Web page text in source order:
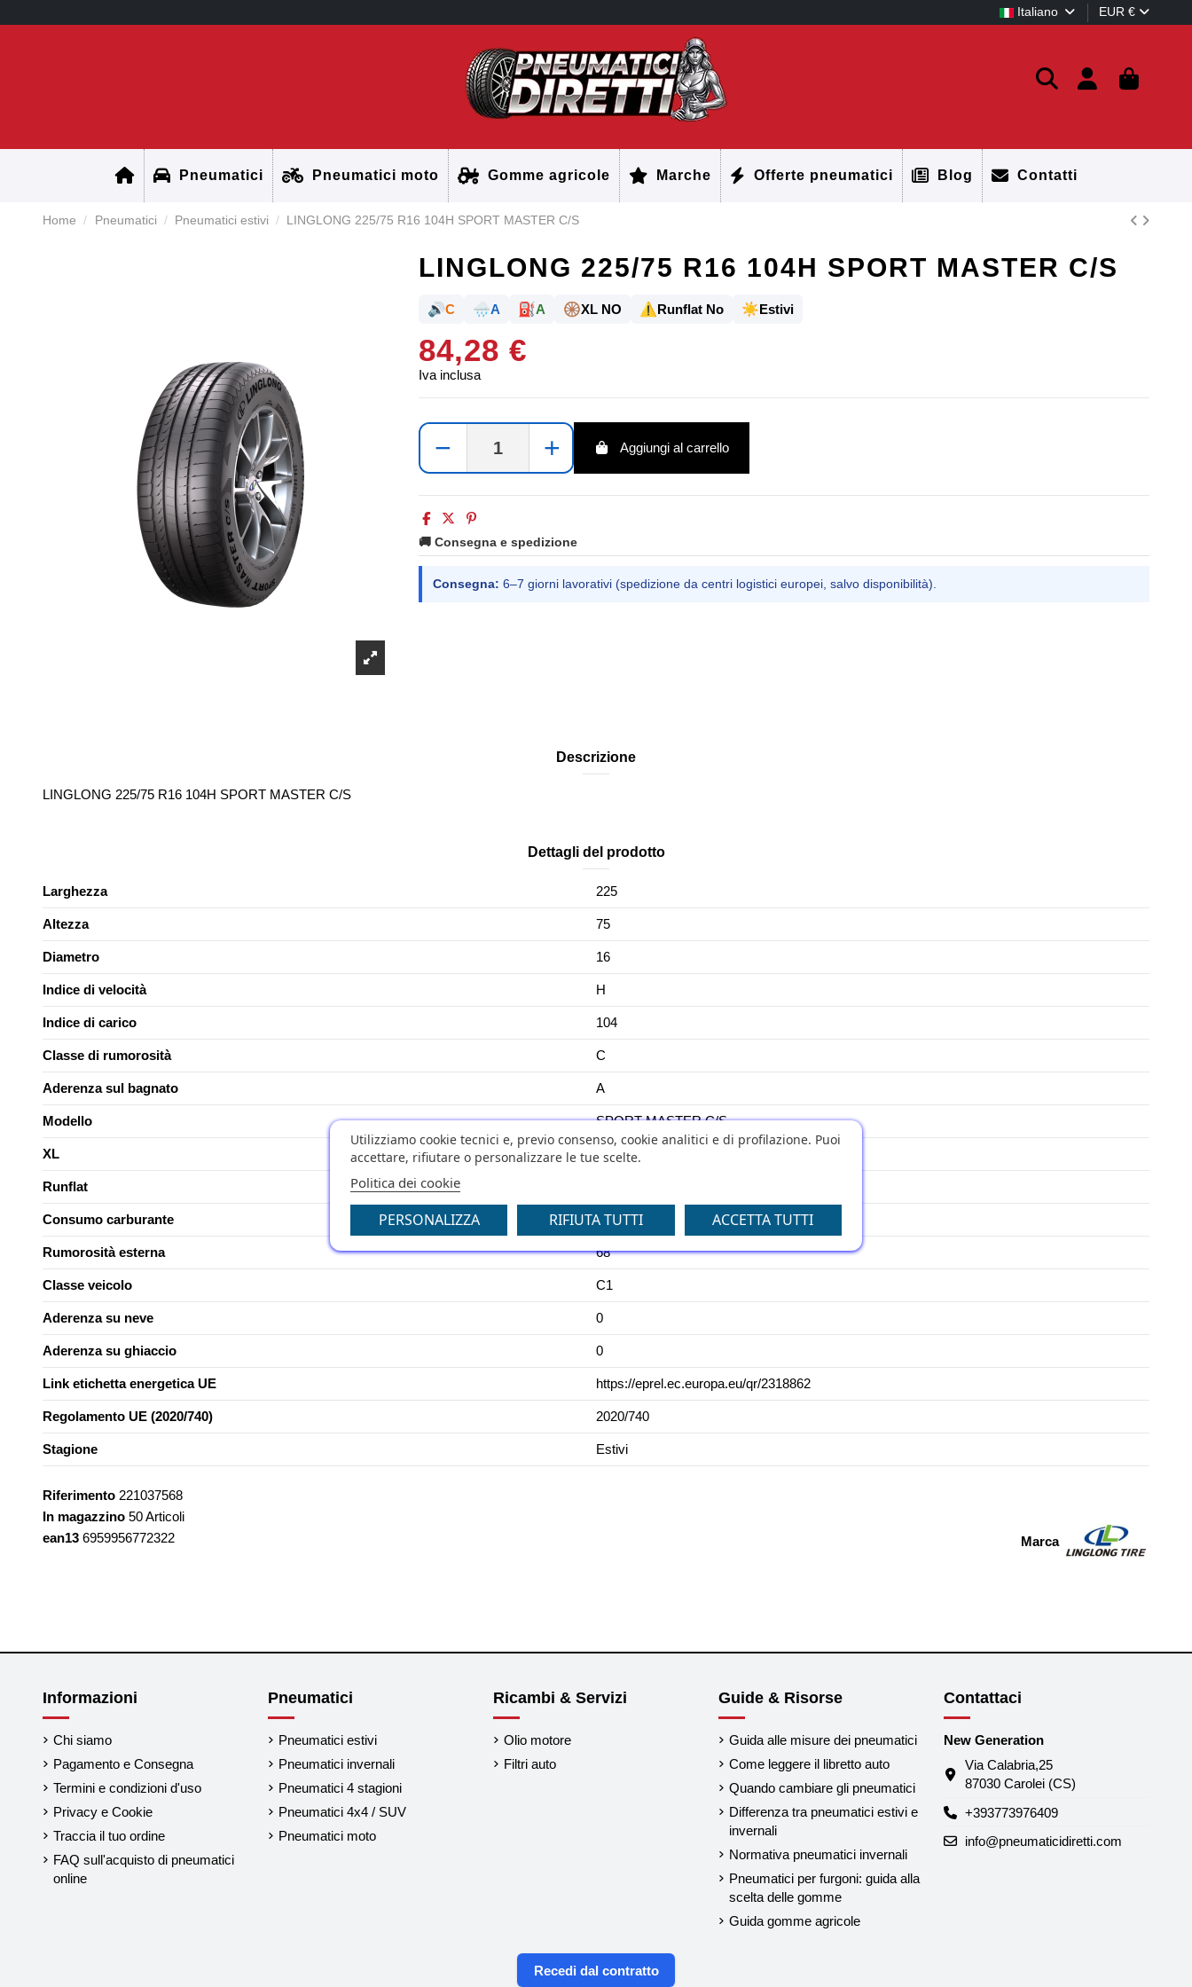
Italiano EUR €
Pneumatici Pneumatici moto Gomme agricole Marche Offerte pneumatici Blog Contatti
Home Pneumatici Pneumatici estivi LINGLONG 225/75 R16 104H SPORT MASTER C/S
LINGLONG 225/75 R16 104H SPORT MASTER C/S
🔊C 🌧️A ⛽A 🛞XL NO ⚠️Runflat No ☀️Estivi
84,28 €
Iva inclusa
− + Aggiungi al carrello
🚚 Consegna e spedizione
Consegna: 6–7 giorni lavorativi (spedizione da centri logistici europei, salvo disponibilità).
Descrizione
LINGLONG 225/75 R16 104H SPORT MASTER C/S
Dettagli del prodotto
Larghezza 225
Altezza 75
Diametro 16
Indice di velocità H
Indice di carico 104
Classe di rumorosità C
Aderenza sul bagnato A
Modello SPORT MASTER C/S
XL NO
Runflat
Consumo carburante A
Rumorosità esterna 68
Classe veicolo C1
Aderenza su neve 0
Aderenza su ghiaccio 0
Link etichetta energetica UE https://eprel.ec.europa.eu/qr/2318862
Regolamento UE (2020/740) 2020/740
Stagione Estivi
Marca
Riferimento 221037568
In magazzino 50 Articoli
ean13 6959956772322
Informazioni
Chi siamo
Pagamento e Consegna
Termini e condizioni d'uso
Privacy e Cookie
Traccia il tuo ordine
FAQ sull'acquisto di pneumatici
online
Pneumatici
Pneumatici estivi
Pneumatici invernali
Pneumatici 4 stagioni
Pneumatici 4x4 / SUV
Pneumatici moto
Ricambi & Servizi
Olio motore
Filtri auto
Guide & Risorse
Guida alle misure dei pneumatici
Come leggere il libretto auto
Quando cambiare gli pneumatici
Differenza tra pneumatici estivi e
invernali
Normativa pneumatici invernali
Pneumatici per furgoni: guida alla
scelta delle gomme
Guida gomme agricole
Contattaci
New Generation
Via Calabria,25
87030 Carolei (CS)
+393773976409
info@pneumaticidiretti.com
Utilizziamo cookie tecnici e, previo consenso, cookie analitici e di profilazione. Puoi
accettare, rifiutare o personalizzare le tue scelte.
Politica dei cookie
PERSONALIZZA RIFIUTA TUTTI ACCETTA TUTTI
Recedi dal contratto